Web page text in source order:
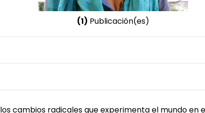
(1) Publicación(es)
cambios radicales que experimenta el mundo en